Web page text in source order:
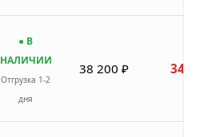
● В
НАЛИЧИИ
Отгрузка 1-2
дня
38 200 ₽ 34